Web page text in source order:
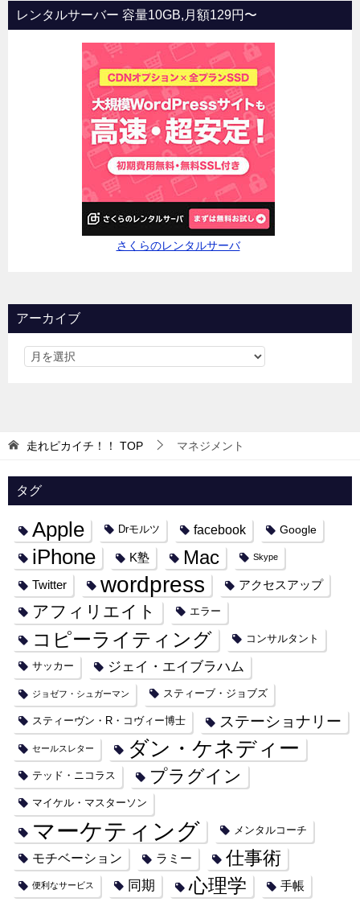
レンタルサーバー 容量10GB,月額129円〜
さくらのレンタルサーバ
アーカイブ
走れピカイチ！！ TOP マネジメント
タグ
Apple Drモルツ facebook Google
iPhone K塾 Mac Skype
Twitter wordpress アクセスアップ
アフィリエイト エラー
コピーライティング コンサルタント
サッカー ジェイ・エイブラハム
ジョゼフ・シュガーマン スティーブ・ジョブズ
スティーヴン・R・コヴィー博士 ステーショナリー
セールスレター ダン・ケネディー
テッド・ニコラス プラグイン
マイケル・マスターソン
マーケティング メンタルコーチ
モチベーション ラミー 仕事術
便利なサービス 同期 心理学 手帳